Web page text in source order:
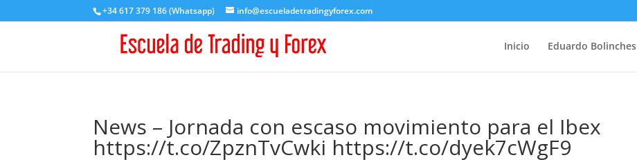
+34 617 379 186 (Whatsapp) info@escueladetradingyforex.com
Inicio Eduardo Bolinches
News – Jornada con escaso movimiento para el Ibex
https://t.co/ZpznTvCwki https://t.co/dyek7cWgF9